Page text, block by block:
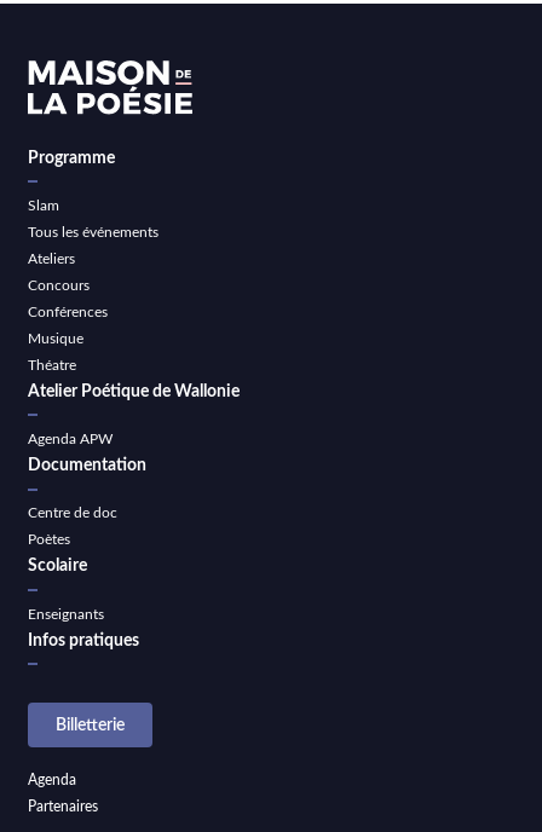
Programme
Slam
Tous les événements
Ateliers
Concours
Conférences
Musique
Théatre
Atelier Poétique de Wallonie
Agenda APW
Documentation
Centre de doc
Poètes
Scolaire
Enseignants
Infos pratiques
Billetterie
Agenda
Partenaires